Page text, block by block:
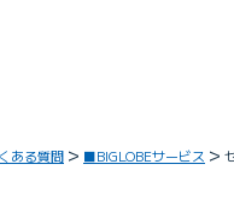
ある質問 ■BIGLOBEサービス